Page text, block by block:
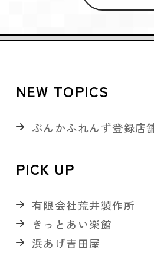
NEW TOPICS
ぶんかふれんず登録店
PICK UP
有限会社荒井製作所
きっとあい楽館
浜あげ吉田屋